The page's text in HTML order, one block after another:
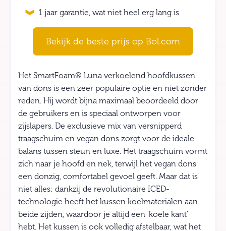
1 jaar garantie, wat niet heel erg lang is
Bekijk de beste prijs op Bol.com
Het SmartFoam® Luna verkoelend hoofdkussen
van dons is een zeer populaire optie en niet zonder
reden. Hij wordt bijna maximaal beoordeeld door
de gebruikers en is speciaal ontworpen voor
zijslapers. De exclusieve mix van versnipperd
traagschuim en vegan dons zorgt voor de ideale
balans tussen steun en luxe. Het traagschuim vormt
zich naar je hoofd en nek, terwijl het vegan dons
een donzig, comfortabel gevoel geeft. Maar dat is
niet alles: dankzij de revolutionaire ICED-
technologie heeft het kussen koelmaterialen aan
beide zijden, waardoor je altijd een 'koele kant'
hebt. Het kussen is ook volledig afstelbaar, wat het